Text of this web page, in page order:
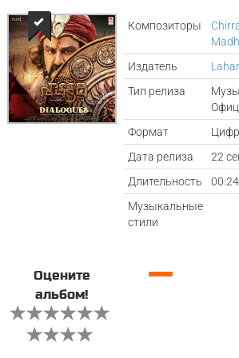
Композиторы
Издатель
Тип релиза
Формат
Дата релиза
22
Длительность
Музыкальные
стили
Оцените
альбом!
—